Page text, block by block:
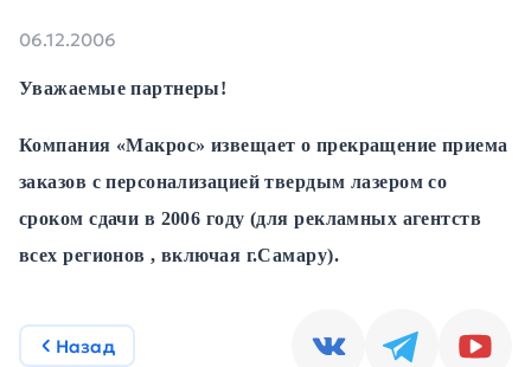
06.12.2006
Уважаемые партнеры!
Компания «Макрос» извещает о прекращение приема
заказов с персонализацией твердым лазером со
сроком сдачи в 2006 году (для рекламных агентств
всех регионов , включая г.Самару).
Назад